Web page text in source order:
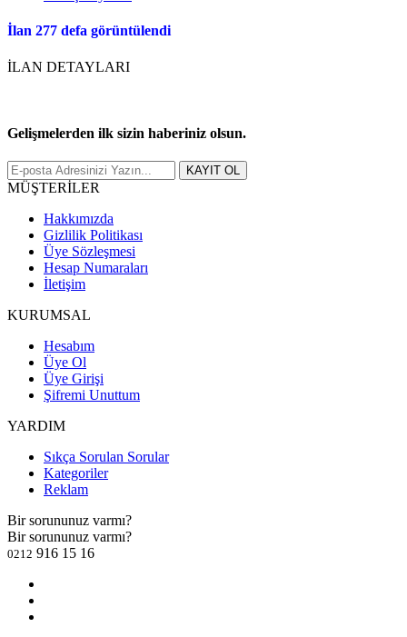
İlan 277 defa görüntülendi
İLAN DETAYLARI
Gelişmelerden ilk sizin haberiniz olsun.
MÜŞTERİLER
Hakkımızda
Gizlilik Politikası
Üye Sözleşmesi
Hesap Numaraları
İletişim
KURUMSAL
Hesabım
Üye Ol
Üye Girişi
Şifremi Unuttum
YARDIM
Sıkça Sorulan Sorular
Kategoriler
Reklam
Bir sorununuz varmı?
Bir sorununuz varmı?
0212 916 15 16